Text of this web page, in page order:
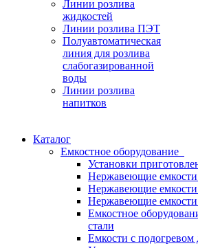
Линии розлива
жидкостей
Линии розлива ПЭТ
Полуавтоматическая
линия для розлива
слабогазированной
воды
Линии розлива
напитков
Каталог
Емкостное оборудование
Установки
Нержавеющие
Нержавеющие
Нержавеющие
Емкостное
стали
Емкости с подогревом